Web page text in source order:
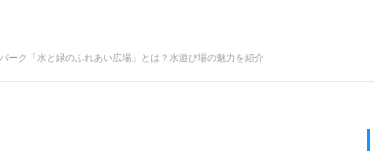
ーク「水と緑のふれあい広場」とは？水遊び場の魅力を紹介